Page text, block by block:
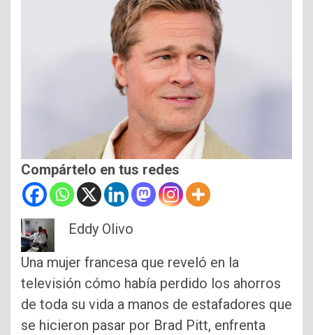
Compártelo en tus redes
Eddy Olivo
Una mujer francesa que reveló en la
televisión cómo había perdido los ahorros
de toda su vida a manos de estafadores que
se hicieron pasar por Brad Pitt, enfrenta